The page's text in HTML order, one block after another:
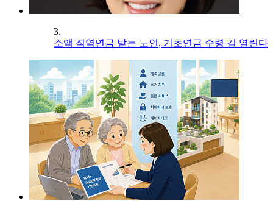
3.
소액 직역연금 받는 노인, 기초연금 수령 길 열린다